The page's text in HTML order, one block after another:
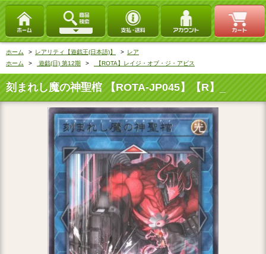
ホーム > レアリティ【遊戯王(日本語)】 > レア
ホーム
> 遊戯(日) 第12期 > 【ROTA】レイジ・オブ・ジ・アビス
刻まれし魔の神聖棺 【ROTA-JP045】【R】_